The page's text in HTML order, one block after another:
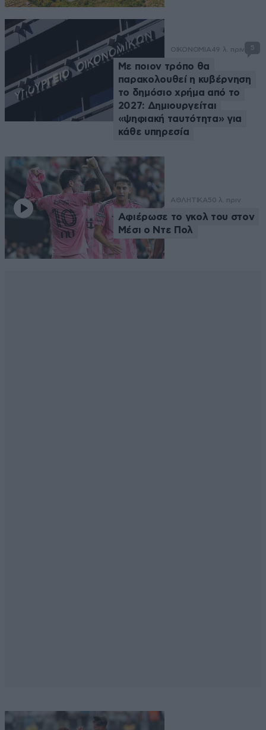
ΟΙΚΟΝΟΜΙΑ49 λ. πριν 5
Με ποιον τρόπο θα
παρακολουθεί η κυβέρνηση
το δημόσιο χρήμα από το
2027: Δημιουργείται
«ψηφιακή ταυτότητα» για
κάθε υπηρεσία
ΑΘΛΗΤΙΚΑ50 λ. πριν
Αφιέρωσε το γκολ του στον
Μέσι ο Ντε Πολ